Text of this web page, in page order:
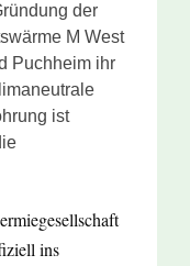
der
M West
Puchheim ihr
ist
ins